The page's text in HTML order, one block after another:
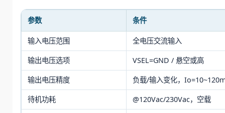
参数 条件
输入电压范围 全电压交流输入
输出电压选项 VSEL=GND / 悬空或高
输出电压精度 负载/输入变化，
待机功耗 @120Vac/230Vac，空载